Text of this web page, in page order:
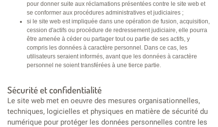
pour donner suite aux réclamations présentées contre le site web et
se conformer aux procédures administratives et judiciaires ;
si le site web est impliquée dans une opération de fusion, acquisition,
cession d'actifs ou procédure de redressement judiciaire, elle pourra
être amenée à céder ou partager tout ou partie de ses actifs, y
compris les données à caractère personnel. Dans ce cas, les
utilisateurs seraient informés, avant que les données à caractère
personnel ne soient transférées à une tierce partie.
Sécurité et confidentialité
Le site web met en oeuvre des mesures organisationnelles,
techniques, logicielles et physiques en matière de sécurité du
numérique pour protéger les données personnelles contre les